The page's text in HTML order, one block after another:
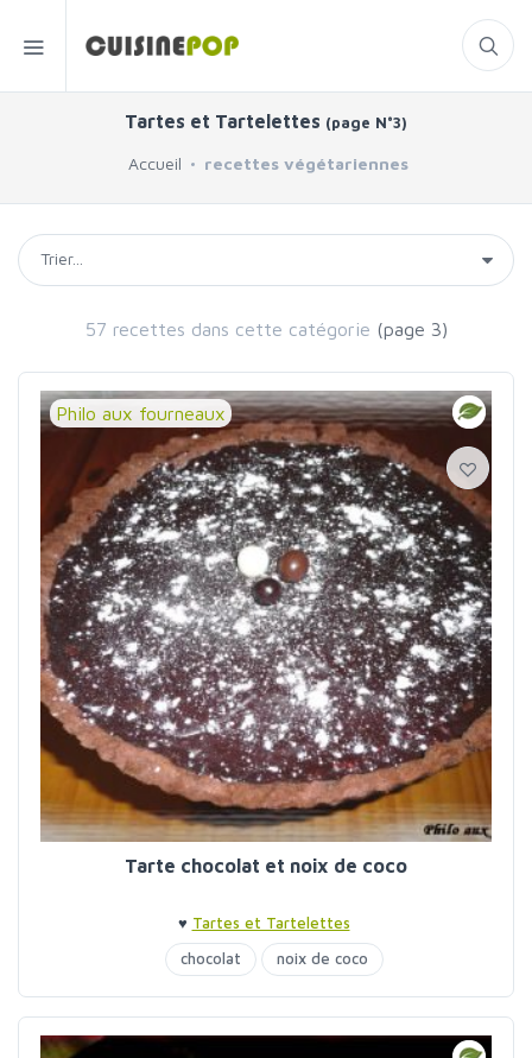
Tartes et Tartelettes (page N°3)
Accueil recettes végétariennes
57 recettes dans cette catégorie (page 3)
Philo aux fourneaux
Tarte chocolat et noix de coco
♥ Tartes et Tartelettes
chocolat
noix de coco